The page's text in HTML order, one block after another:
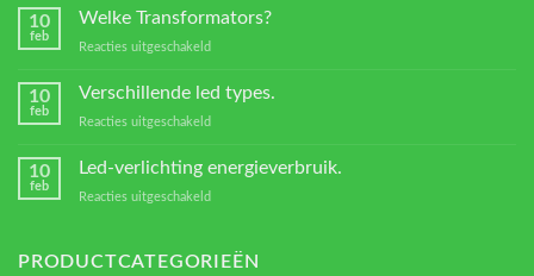
verlichting
10
feb
Welke Transformators?
Reacties uitgeschakeld
Transformators?
10
feb
Verschillende led types.
Reacties uitgeschakeld
10
feb
Led-verlichting energieverbruik.
Reacties uitgeschakeld
energieverbruik.
PRODUCTCATEGORIEËN